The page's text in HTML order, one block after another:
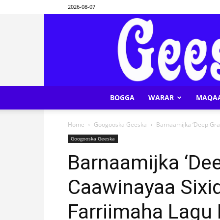
2026-08-07
BOGGA WARAR
Home Googooska Geeska Barnaamijka ‘Deep
Googooska Geeska
Barnaamijka
Caawinayaa
Farriimaha Lagu